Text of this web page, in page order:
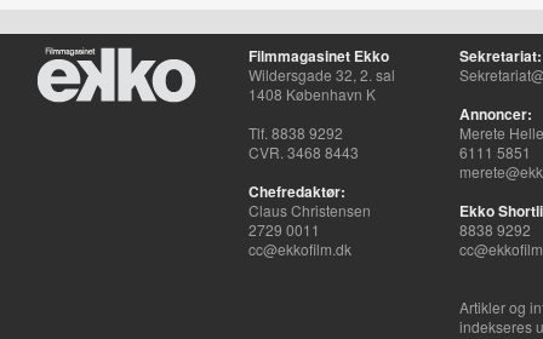
Filmmagasinet Ekko
Wildersgade 32, 2. sal
1408 København K
Tlf. 8838 9292
CVR. 3468 8443
Chefredaktør:
Claus Christensen
2729 0011
cc@ekkofilm.dk
Sekretariat:
Annoncer:
Merete
6111 5851
Ekko
8838 9292
Artikler og
indekseres